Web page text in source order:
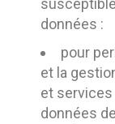
données :
pour
et la
et services
données